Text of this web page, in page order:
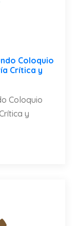
Coloquio
Crítica y
Coloquio
y